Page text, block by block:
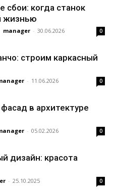
сбои: когда станок
жизнью
manager - 30.06.2026 0
строим каркасный
- 11.06.2026 0
в архитектуре
- 05.02.2026 0
дизайн: красота
- 25.10.2025 0